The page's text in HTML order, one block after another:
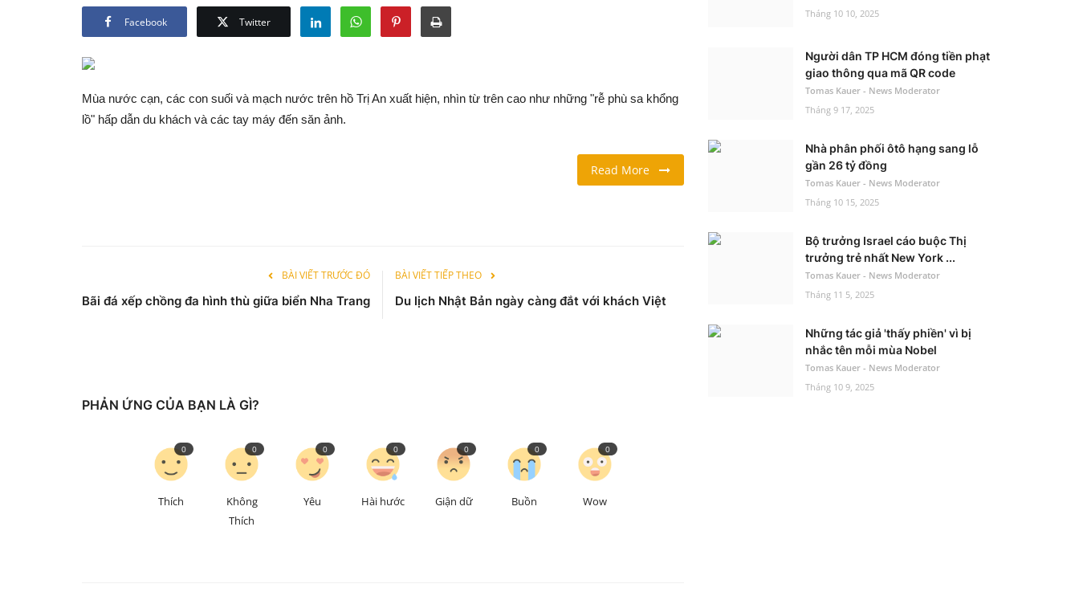
Facebook Twitter
Mùa nước cạn, các con suối và mạch nước trên hồ Trị An xuất hiện, nhìn từ trên cao như những "rễ phù sa khổng
lồ" hấp dẫn du khách và các tay máy đến săn ảnh.
Read More
BÀI VIẾT TRƯỚC ĐÓ
Bãi đá xếp chồng đa hình thù giữa biển Nha Trang
BÀI VIẾT TIẾP THEO
Du lịch Nhật Bản ngày càng đắt với khách Việt
PHẢN ỨNG CỦA BẠN LÀ GÌ?
Thích
0
Không
Thích
0
Yêu
0
Hài hước
0
Giận dữ
0
Buồn
0
Wow
0
Tháng 10 10, 2025
Người dân TP HCM đóng tiền phạt
giao thông qua mã QR code
Tomas Kauer - News Moderator
Tháng 9 17, 2025
Nhà phân phối ôtô hạng sang lỗ
gần 26 tỷ đồng
Tomas Kauer - News Moderator
Tháng 10 15, 2025
Bộ trưởng Israel cáo buộc Thị
trưởng trẻ nhất New York ...
Tomas Kauer - News Moderator
Tháng 11 5, 2025
Những tác giả 'thấy phiền' vì bị
nhắc tên mỗi mùa Nobel
Tomas Kauer - News Moderator
Tháng 10 9, 2025